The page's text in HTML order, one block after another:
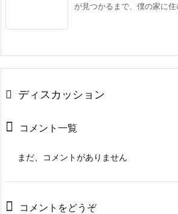
が見つかるまで、僕の家に
ディスカッション
コメント一覧
まだ、コメントがありません
コメントをどうぞ